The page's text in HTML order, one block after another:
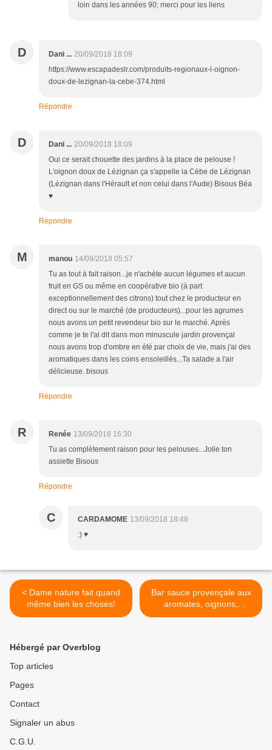
loin dans les années 90; merci pour les liens
D Dani ... 20/09/2018 18:09
https://www.escapadeslr.com/produits-regionaux-l-oignon-
doux-de-lezignan-la-cebe-374.html
Répondre
D Dani ... 20/09/2018 18:09
Oui ce serait chouette des jardins à la place de pelouse !
L'oignon doux de Lézignan ça s'appelle la Cèbe de Lézignan
(Lézignan dans l'Hérault et non celui dans l'Aude) Bisous Béa
♥
Répondre
M manou 14/09/2018 05:57
Tu as tout à fait raison...je n'achète aucun légumes et aucun
fruit en GS ou même en coopérative bio (à part
exceptionnellement des citrons) tout chez le producteur en
direct ou sur le marché (de producteurs)...pour les agrumes
nous avons un petit revendeur bio sur le marché. Après
comme je te l'ai dit dans mon minuscule jardin provençal
nous avons trop d'ombre en été par choix de vie, mais j'ai des
aromatiques dans les coins ensoleillés...Ta salade a l'air
délicieuse. bisous
Répondre
R Renée 13/09/2018 16:30
Tu as complètement raison pour les pelouses...Jolie ton
assiette Bisous
Répondre
C CARDAMOME 13/09/2018 18:48
:) ♥
< Dame nature fait quand
même bien les choses!
Bar sauce provençale aux
aromates, oignons,
tomates, curcuma, Sichuan,
Hébergé par Overblog
Top articles
Pages
Contact
Signaler un abus
C.G.U.